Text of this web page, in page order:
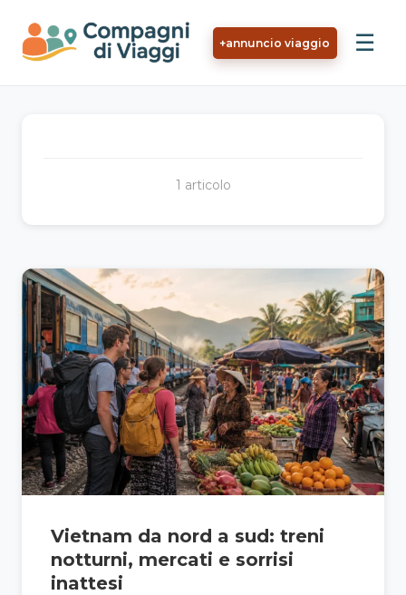
+annuncio viaggio ☰
1 articolo
Vietnam da nord a sud: treni
notturni, mercati e sorrisi
inattesi